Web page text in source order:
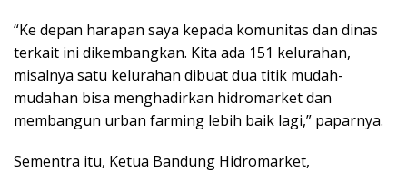
“Ke depan harapan saya kepada komunitas dan dinas
terkait ini dikembangkan. Kita ada 151 kelurahan,
misalnya satu kelurahan dibuat dua titik mudah-
mudahan bisa menghadirkan hidromarket dan
membangun urban farming lebih baik lagi,” paparnya.
Sementra itu, Ketua Bandung Hidromarket,